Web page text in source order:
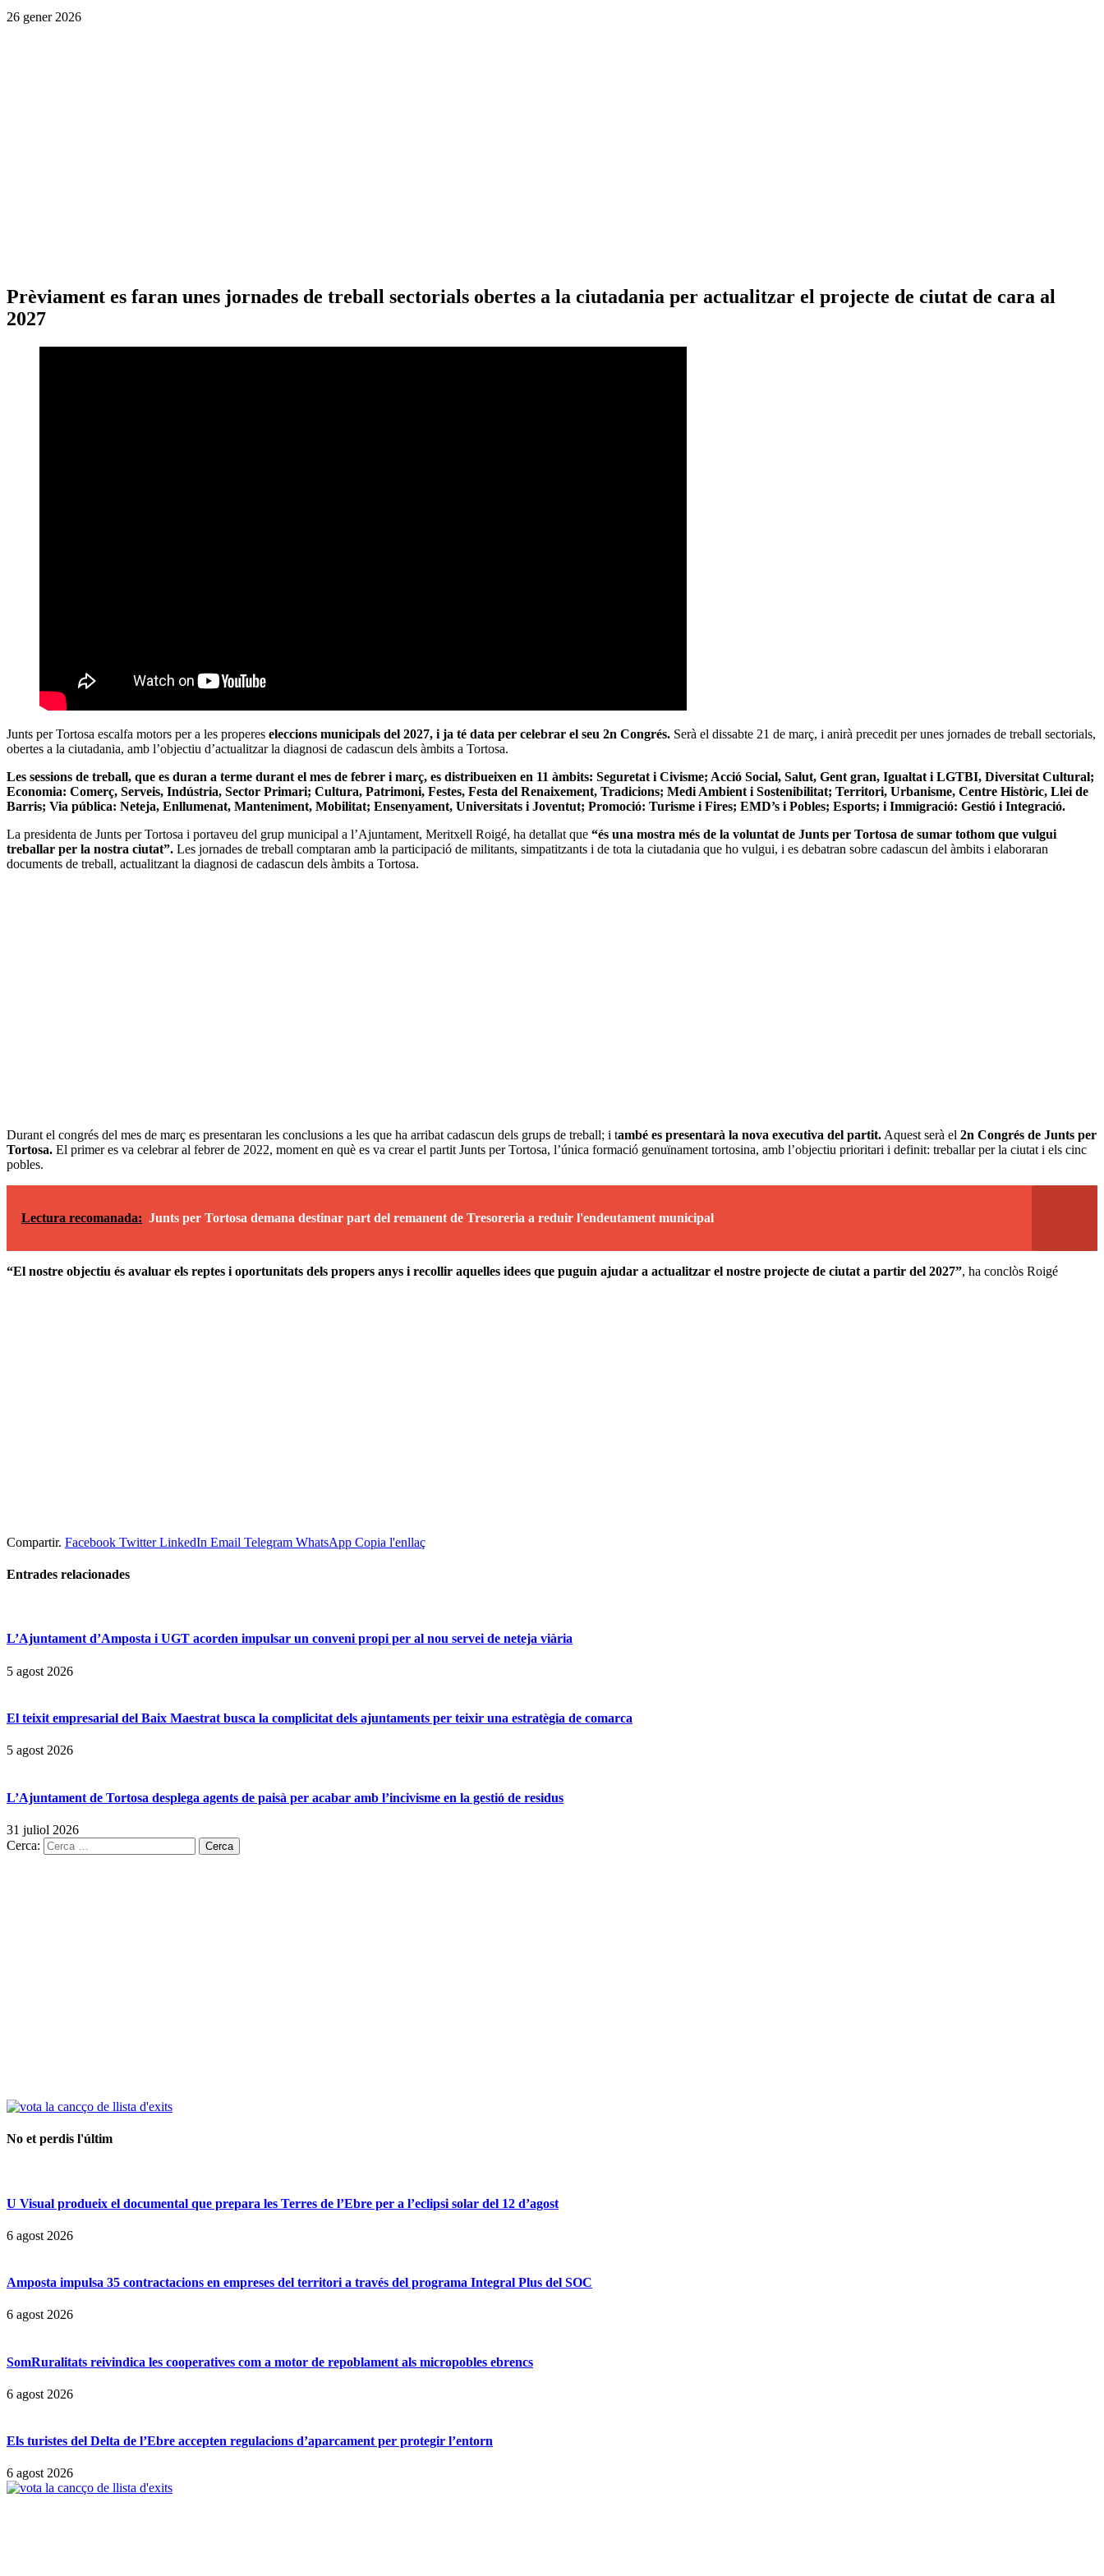
26 gener 2026
Prèviament es faran unes jornades de treball sectorials obertes a la ciutadania per actualitzar el projecte de ciutat de cara al
2027
Junts per Tortosa escalfa motors per a les properes eleccions municipals del 2027, i ja té data per celebrar el seu 2n Congrés. Serà el dissabte 21 de març, i anirà precedit per unes jornades de treball sectorials,
obertes a la ciutadania, amb l’objectiu d’actualitzar la diagnosi de cadascun dels àmbits a Tortosa.
Les sessions de treball, que es duran a terme durant el mes de febrer i març, es distribueixen en 11 àmbits: Seguretat i Civisme; Acció Social, Salut, Gent gran, Igualtat i LGTBI, Diversitat Cultural;
Economia: Comerç, Serveis, Indústria, Sector Primari; Cultura, Patrimoni, Festes, Festa del Renaixement, Tradicions; Medi Ambient i Sostenibilitat; Territori, Urbanisme, Centre Històric, Llei de
Barris; Via pública: Neteja, Enllumenat, Manteniment, Mobilitat; Ensenyament, Universitats i Joventut; Promoció: Turisme i Fires; EMD’s i Pobles; Esports; i Immigració: Gestió i Integració.
La presidenta de Junts per Tortosa i portaveu del grup municipal a l’Ajuntament, Meritxell Roigé, ha detallat que “és una mostra més de la voluntat de Junts per Tortosa de sumar tothom que vulgui
treballar per la nostra ciutat”. Les jornades de treball comptaran amb la participació de militants, simpatitzants i de tota la ciutadania que ho vulgui, i es debatran sobre cadascun del àmbits i elaboraran
documents de treball, actualitzant la diagnosi de cadascun dels àmbits a Tortosa.
Durant el congrés del mes de març es presentaran les conclusions a les que ha arribat cadascun dels grups de treball; i també es presentarà la nova executiva del partit. Aquest serà el 2n Congrés de Junts per
Tortosa. El primer es va celebrar al febrer de 2022, moment en què es va crear el partit Junts per Tortosa, l’única formació genuïnament tortosina, amb l’objectiu prioritari i definit: treballar per la ciutat i els cinc
pobles.
Lectura recomanada: Junts per Tortosa demana destinar part del remanent de Tresoreria a reduir l'endeutament municipal
“El nostre objectiu és avaluar els reptes i oportunitats dels propers anys i recollir aquelles idees que puguin ajudar a actualitzar el nostre projecte de ciutat a partir del 2027”, ha conclòs Roigé
Compartir. Facebook Twitter LinkedIn Email Telegram WhatsApp Copia l'enllaç
Entrades relacionades
L’Ajuntament d’Amposta i UGT acorden impulsar un conveni propi per al nou servei de neteja viària
5 agost 2026
El teixit empresarial del Baix Maestrat busca la complicitat dels ajuntaments per teixir una estratègia de comarca
5 agost 2026
L’Ajuntament de Tortosa desplega agents de paisà per acabar amb l’incivisme en la gestió de residus
31 juliol 2026
Cerca:
No et perdis l'últim
U Visual produeix el documental que prepara les Terres de l’Ebre per a l’eclipsi solar del 12 d’agost
6 agost 2026
Amposta impulsa 35 contractacions en empreses del territori a través del programa Integral Plus del SOC
6 agost 2026
SomRuralitats reivindica les cooperatives com a motor de repoblament als micropobles ebrencs
6 agost 2026
Els turistes del Delta de l’Ebre accepten regulacions d’aparcament per protegir l’entorn
6 agost 2026